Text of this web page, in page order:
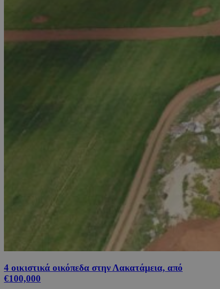
4 οικιστικά οικόπεδα στην Λακατάμεια, από
€100,000